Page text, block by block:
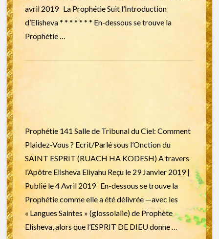
avril 2019 La Prophétie Suit l’Introduction
d’Elisheva * * * * * * * En-dessous se trouve la
Prophétie …
Prophétie 141 Salle de Tribunal du Ciel: Comment
Plaidez-Vous ? Ecrit/Parlé sous l’Onction du
SAINT ESPRIT (RUACH HA KODESH) A travers
l’Apôtre Elisheva Eliyahu Reçu le 29 Janvier 2019 |
Publié le 4 Avril 2019 En-dessous se trouve la
Prophétie comme elle a été délivrée —avec les
« Langues Saintes » (glossolalie) de Prophète
Elisheva, alors que l’ESPRIT DE DIEU donne …